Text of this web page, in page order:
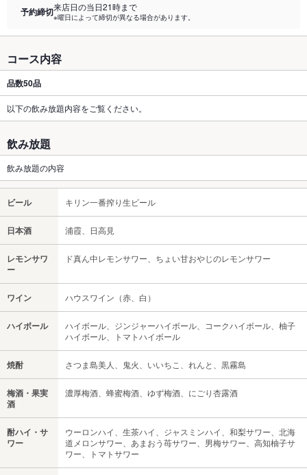
予約締切来店日の当日21時まで
※曜日によって締切が異なる場合があります。
コース内容
品数50品
以下の飲み放題内容をご覧ください。
飲み放題
飲み放題の内容
ビール キリン一番搾り生ビール
日本酒 浦霞、日高見
レモンサワ
ー
ド真ん中レモンサワー、ちょい甘おやじのレモンサワー
ワイン ハウスワイン（赤、白）
ハイボール
ハイボール、ジンジャーハイボール、コークハイボール、柚子
ハイボール、トマトハイボール
焼酎 さつま島美人、鬼火、いいちこ、れんと、黒霧島
梅酒・果実
酒
濃厚梅酒、蜂蜜梅酒、ゆず梅酒、にごり杏露酒
酎ハイ・サ
ワー
ウーロンハイ、生茶ハイ、ジャスミンハイ、和梨サワー、北海
道メロンサワー、あまおう苺サワー、男梅サワー、高知柚子サ
ワー、トマトサワー